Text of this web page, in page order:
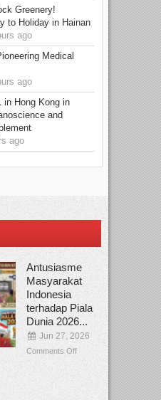
Greenery!
to Holiday in Hainan
ago
Medical
ago
in Hong Kong in
and
ago
Antusiasme
Masyarakat
Indonesia
terhadap Piala
Dunia 2026...
Jun 27, 2026
Comments Off